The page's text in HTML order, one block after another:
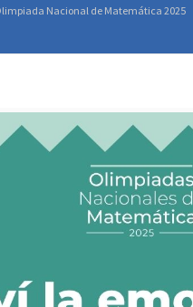
Nacional de Matemática 2025